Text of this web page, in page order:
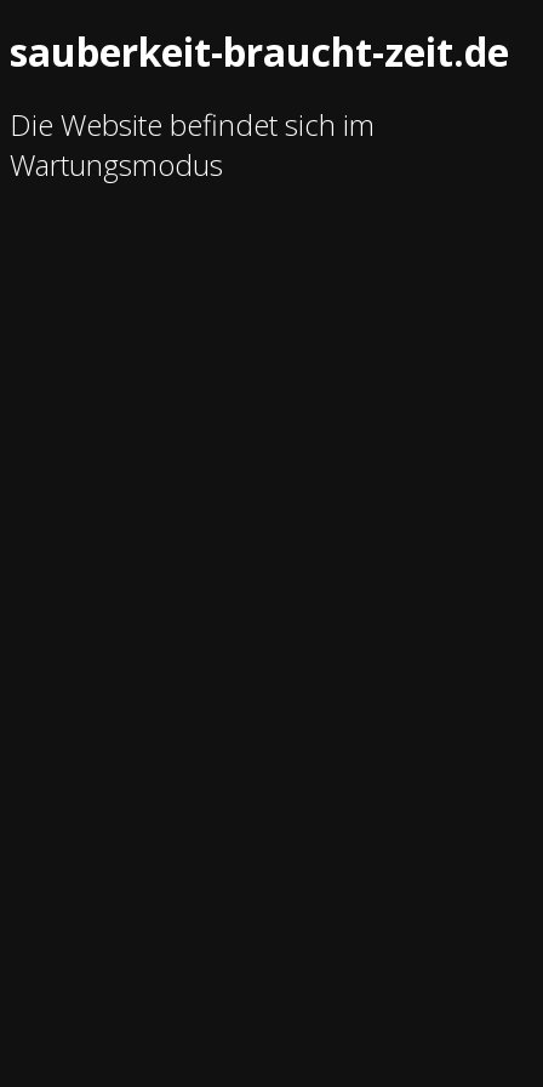
sauberkeit-braucht-zeit.de
Die Website befindet sich im
Wartungsmodus